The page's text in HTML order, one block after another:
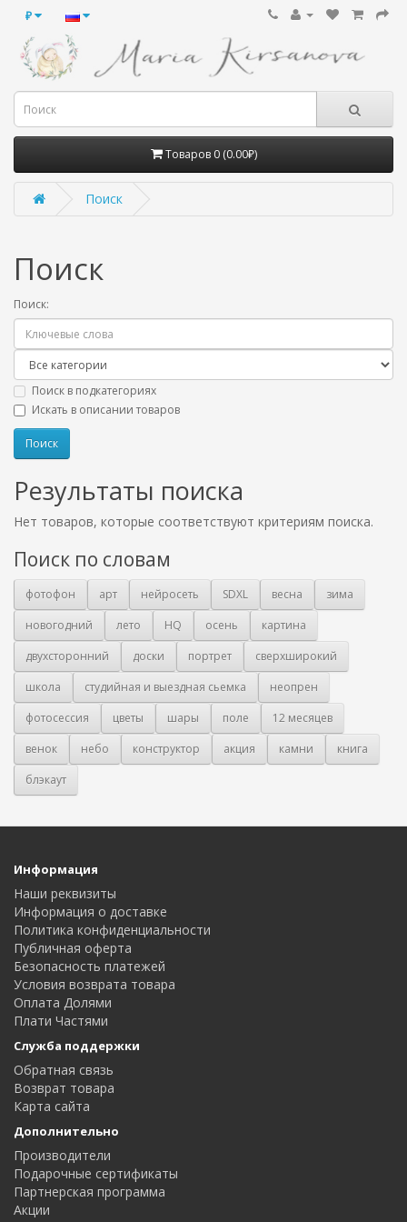
₽
Товаров 0 (0.00₽)
Поиск
Поиск
Поиск:
Поиск в подкатегориях
Искать в описании товаров
Результаты поиска
Нет товаров, которые соответствуют критериям поиска.
Поиск по словам
фотофон арт нейросеть SDXL весна
зима
новогодний
лето HQ осень
картина
двухсторонний
доски портрет
сверхширокий
школа
студийная и выездная сьемка
неопрен
фотосессия
цветы шары поле
12 месяцев
венок
небо конструктор акция камни
книга
блэкаут
Информация
Наши реквизиты
Информация о доставке
Политика конфиденциальности
Публичная оферта
Безопасность платежей
Условия возврата товара
Оплата Долями
Плати Частями
Служба поддержки
Обратная связь
Возврат товара
Карта сайта
Дополнительно
Производители
Подарочные сертификаты
Партнерская программа
Акции